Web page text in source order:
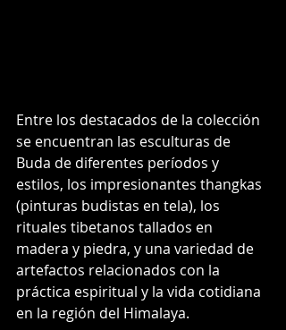
Entre los destacados de la colección
se encuentran las esculturas de
Buda de diferentes períodos y
estilos, los impresionantes thangkas
(pinturas budistas en tela), los
rituales tibetanos tallados en
madera y piedra, y una variedad de
artefactos relacionados con la
práctica espiritual y la vida cotidiana
en la región del Himalaya.